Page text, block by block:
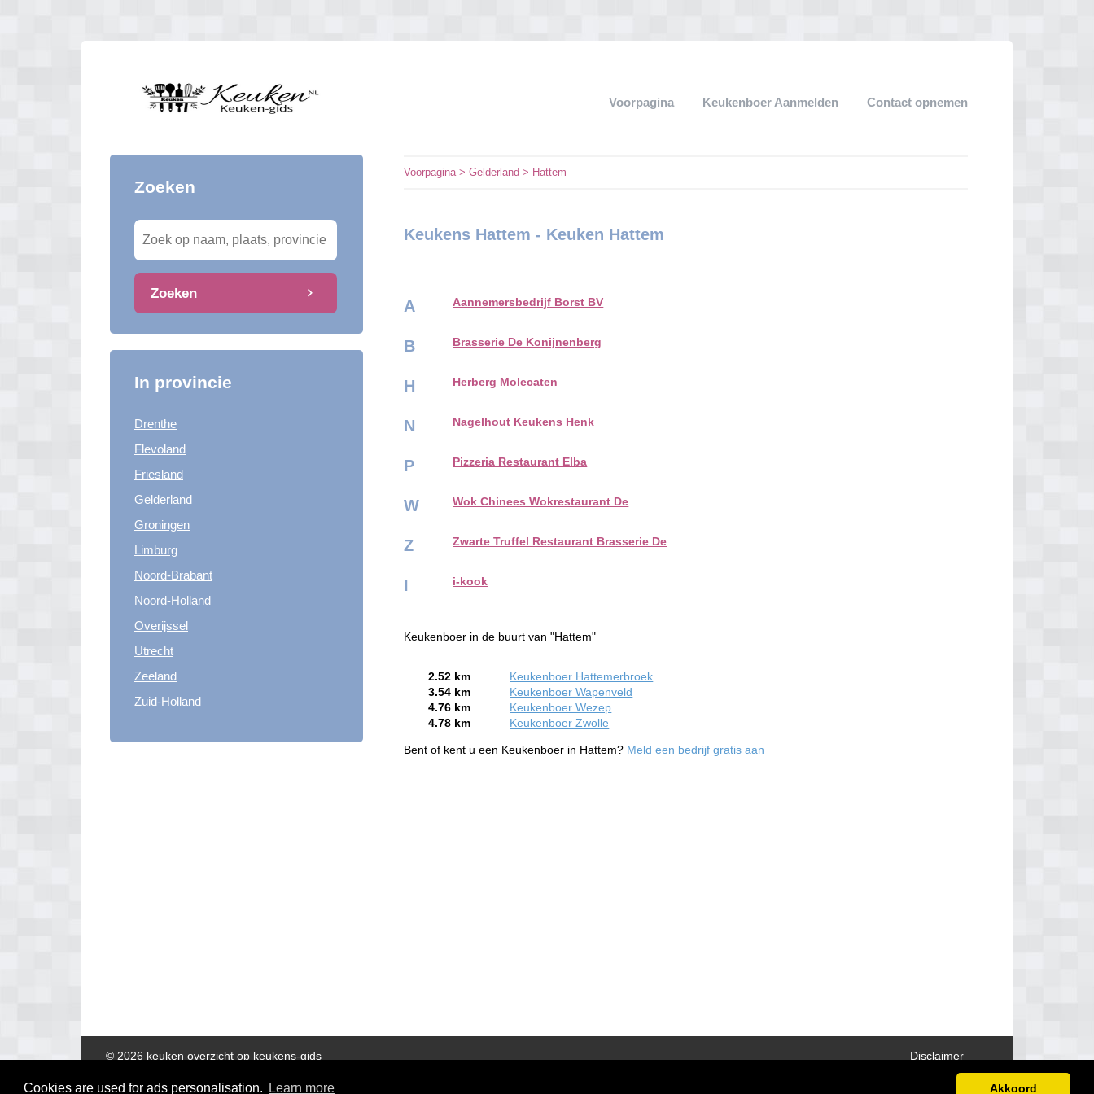
Cookies are used for ads personalisation. Learn more Akkoord
Voorpagina Keukenboer Aanmelden Contact opnemen
Zoeken
Zoeken
In provincie
Drenthe
Flevoland
Friesland
Gelderland
Groningen
Limburg
Noord-Brabant
Noord-Holland
Overijssel
Utrecht
Zeeland
Zuid-Holland
Voorpagina>Gelderland > Hattem
Keukens Hattem - Keuken Hattem
A Aannemersbedrijf Borst BV
B Brasserie De Konijnenberg
H Herberg Molecaten
N Nagelhout Keukens Henk
P Pizzeria Restaurant Elba
W Wok Chinees Wokrestaurant De
Z Zwarte Truffel Restaurant Brasserie De
I i-kook
Keukenboer in de buurt van "Hattem"
2.52 km
Keukenboer Hattemerbroek
3.54 km
Keukenboer Wapenveld
4.76 km
Keukenboer Wezep
4.78 km
Keukenboer Zwolle
Bent of kent u een Keukenboer in Hattem? Meld een bedrijf gratis aan
Disclaimer
© 2026 keuken overzicht op keukens-gids